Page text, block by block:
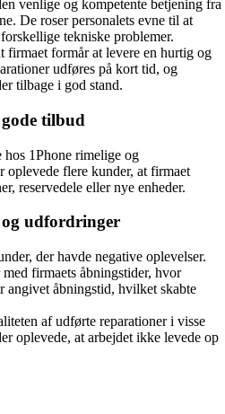
venlige og kompetente betjening fra
De roser personalets evne til at
tekniske problemer.
firmaet formår at levere en hurtig og
udføres på kort tid, og
tilbage i god stand.
tilbud
1Phone rimelige og
flere kunder, at firmaet
reservedele eller nye enheder.
udfordringer
der havde negative oplevelser.
firmaets åbningstider, hvor
angivet åbningstid, hvilket skabte
af udførte reparationer i visse
oplevede, at arbejdet ikke levede op